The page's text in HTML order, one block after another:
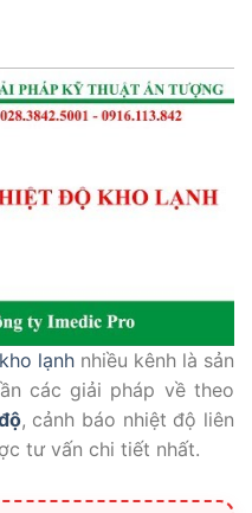
lạnhnhiều kênh là sản
các giải pháp về theo
, cảnh báo nhiệt độ liên
tư vấn chi tiết nhất.